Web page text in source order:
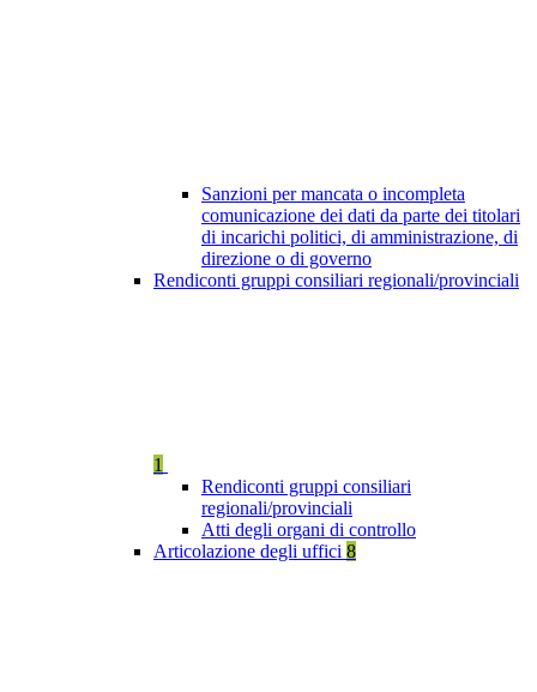
Sanzioni per mancata o incompleta
comunicazione dei dati da parte dei titolari
di incarichi politici, di amministrazione, di
direzione o di governo
Rendiconti gruppi consiliari regionali/provinciali
1
Rendiconti gruppi consiliari
regionali/provinciali
Atti degli organi di controllo
Articolazione degli uffici 8